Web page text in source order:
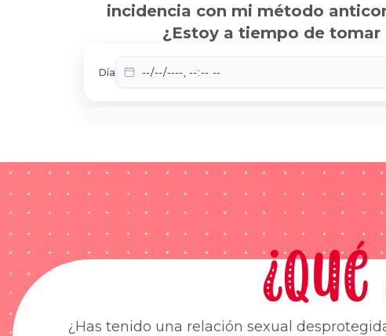
incidencia con mi método
¿Estoy a tiempo de tomar
Día
¿Has tenido una relación sexual